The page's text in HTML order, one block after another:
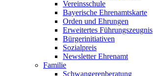
Vereinsschule
Bayerische Ehrenamtskarte
Orden und Ehrungen
Erweitertes Führungszeugnis
Bürgerinitiativen
Sozialpreis
Newsletter Ehrenamt
Familie
Schwangerenberatung